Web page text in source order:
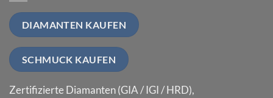
DIAMANTEN KAUFEN
SCHMUCK KAUFEN
Zertifizierte Diamanten (GIA / IGI / HRD),